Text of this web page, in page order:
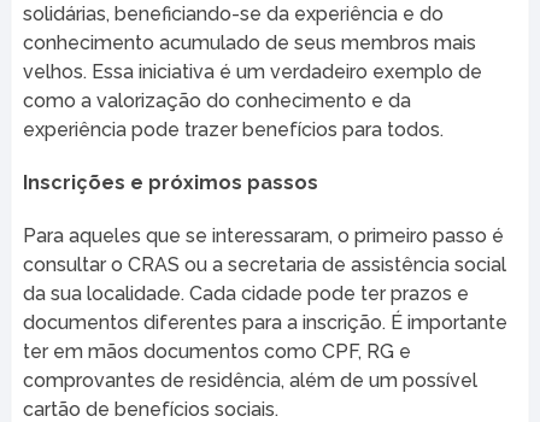
solidárias, beneficiando-se da experiência e do
conhecimento acumulado de seus membros mais
velhos. Essa iniciativa é um verdadeiro exemplo de
como a valorização do conhecimento e da
experiência pode trazer benefícios para todos.
Inscrições e próximos passos
Para aqueles que se interessaram, o primeiro passo é
consultar o CRAS ou a secretaria de assistência social
da sua localidade. Cada cidade pode ter prazos e
documentos diferentes para a inscrição. É importante
ter em mãos documentos como CPF, RG e
comprovantes de residência, além de um possível
cartão de benefícios sociais.